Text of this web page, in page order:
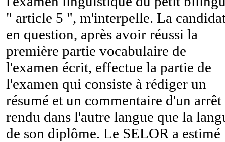
" article 5 ", m'interpelle. La
en question, après avoir réussi la
première partie vocabulaire de
l'examen écrit, effectue la partie de
l'examen qui consiste à rédiger un
résumé et un commentaire d'un arrêt
rendu dans l'autre langue que la
de son diplôme. Le SELOR a estimé